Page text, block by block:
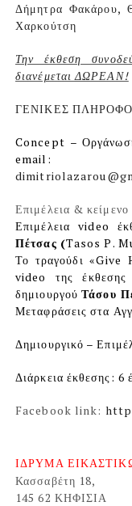
Δήμητρα Φακάρου,
Χαρκούτση
Την έκθεση
διανέμεται ΔΩΡΕΑΝ!
ΓΕΝΙΚΕΣ
Concept –
email:
dimitriolazarou@
Επιμέλεια &
Επιμέλεια video
Πέτσας (Tasos P.
Το τραγούδι «Give
video της έκθεσης
δημιουργούΤάσου
Μεταφράσεις στα
Δημιουργικό –
Διάρκεια έκθεσης: 6
Facebook link:
ΙΔΡΥΜΑ
Κασσαβέτη 18,
145 62 ΚΗΦΙΣΙΑ